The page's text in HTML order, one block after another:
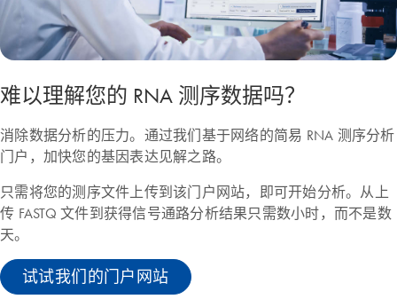
难以理解您的 RNA 测序数据吗？
消除数据分析的压力。通过我们基于网络的简易 RNA 测序分析
门户，加快您的基因表达见解之路。
只需将您的测序文件上传到该门户网站，即可开始分析。从上
传 FASTQ 文件到获得信号通路分析结果只需数小时，而不是数
天。
试试我们的门户网站